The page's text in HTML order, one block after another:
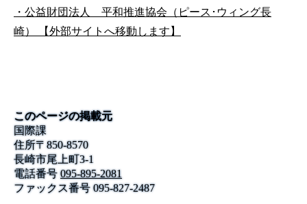
・公益財団法人 平和推進協会（ピース･ウィング長
崎） 【外部サイトへ移動します】
このページの掲載元
国際課
住所〒850-8570
長崎市尾上町3-1
電話番号 095-895-2081
ファックス番号095-827-2487